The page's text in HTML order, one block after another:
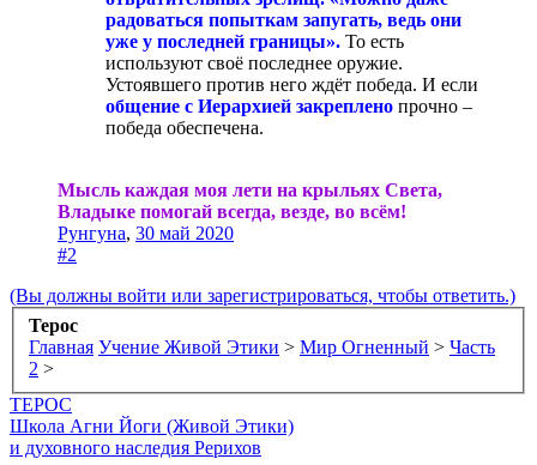
радоваться попыткам запугать, ведь они
уже у последней границы». То есть
используют своё последнее оружие.
Устоявшего против него ждёт победа. И если
общение с Иерархией закреплено прочно –
победа обеспечена.
Мысль каждая моя лети на крыльях Света,
Владыке помогай всегда, везде, во всём!
Рунгуна, 30 май 2020
#2
(Вы должны войти или зарегистрироваться, чтобы ответить.)
Терос
Главная Учение Живой Этики > Мир Огненный > Часть
2 >
ТЕРОС
Школа Агни Йоги (Живой Этики)
и духовного наследия Рерихов